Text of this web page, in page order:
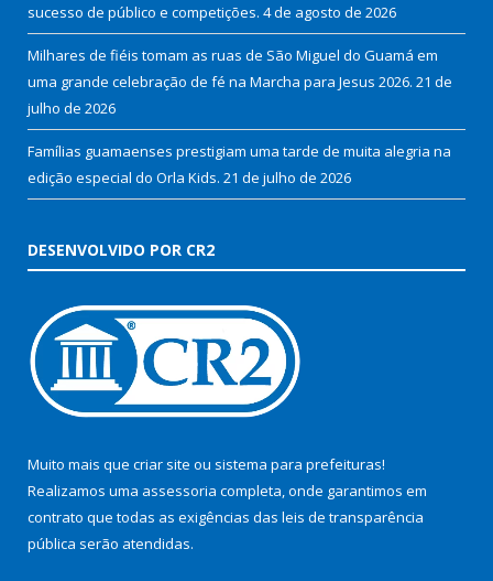
sucesso de público e competições. 4 de agosto de 2026
Milhares de fiéis tomam as ruas de São Miguel do Guamá em
uma grande celebração de fé na Marcha para Jesus 2026. 21 de
julho de 2026
Famílias guamaenses prestigiam uma tarde de muita alegria na
edição especial do Orla Kids. 21 de julho de 2026
DESENVOLVIDO POR CR2
Muito mais que criar site ou sistema para prefeituras!
Realizamos uma assessoria completa, onde garantimos em
contrato que todas as exigências das leis de transparência
pública serão atendidas.